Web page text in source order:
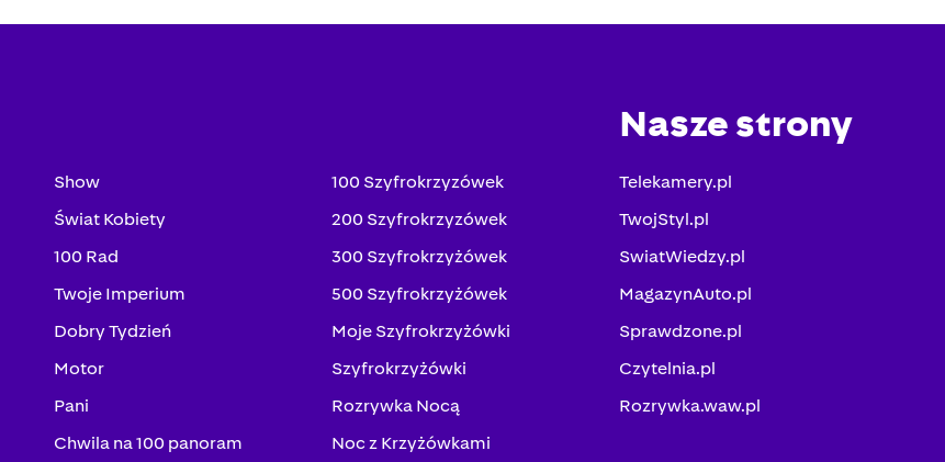
Show
Świat Kobiety
100 Rad
Twoje Imperium
Dobry Tydzień
Motor
Pani
Chwila na 100 panoram
100 Szyfrokrzyzówek
200 Szyfrokrzyzówek
300 Szyfrokrzyżówek
500 Szyfrokrzyżówek
Moje Szyfrokrzyżówki
Szyfrokrzyżówki
Rozrywka Nocą
Noc z Krzyżówkami
Nasze strony
Telekamery.pl
TwojStyl.pl
SwiatWiedzy.pl
MagazynAuto.pl
Sprawdzone.pl
Czytelnia.pl
Rozrywka.waw.pl